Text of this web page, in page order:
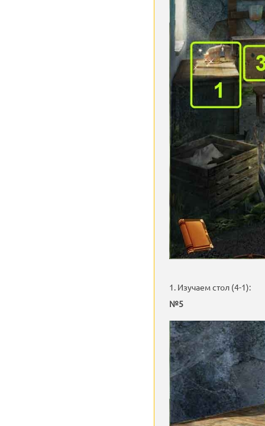
1. Изучаем стол (4-1):
№5